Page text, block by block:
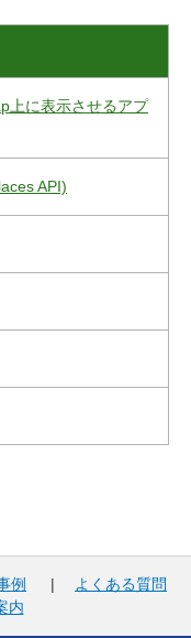
上に表示させるアプ
API)
例 |
よくある質問
内